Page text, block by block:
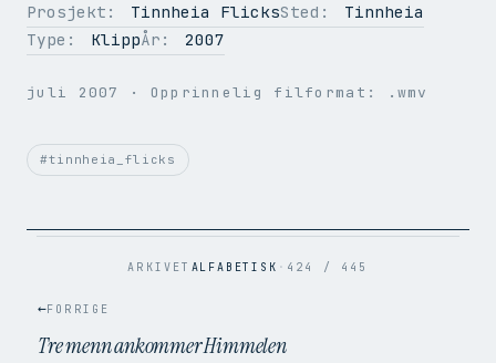
OPPLØSNING 352 × 288
BITRATE
FILSTØRRELSE
Prosjekt: Tinnheia FlicksSted:
Tinnheia
Type:
KlippÅr: 2007
juli 2007 · Opprinnelig filformat: .wmv
#tinnheia_flicks
ARKIVET ALFABETISK · 424 / 445
←FORRIGE
Tre menn ankommer Himmelen